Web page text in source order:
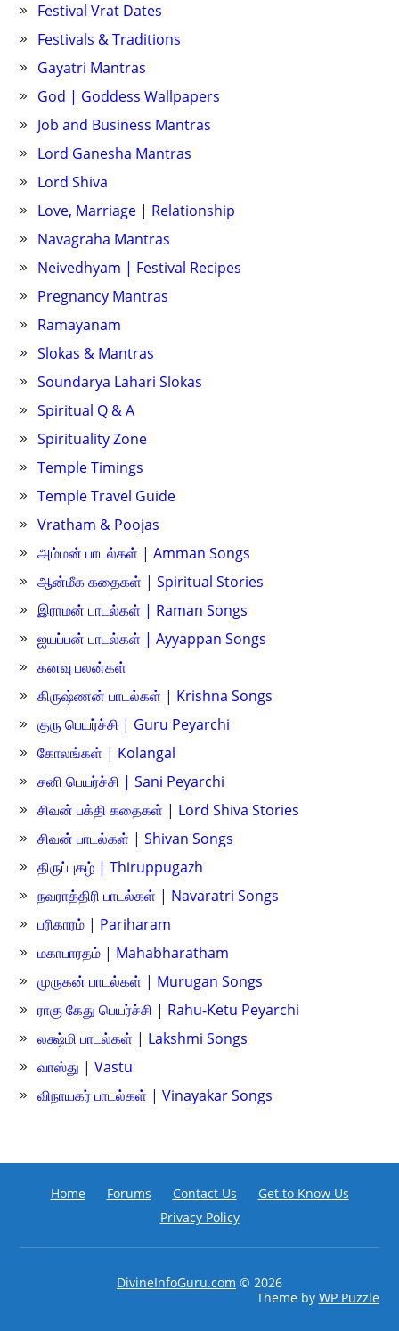
Festival Vrat Dates
Festivals & Traditions
Gayatri Mantras
God | Goddess Wallpapers
Job and Business Mantras
Lord Ganesha Mantras
Lord Shiva
Love, Marriage | Relationship
Navagraha Mantras
Neivedhyam | Festival Recipes
Pregnancy Mantras
Ramayanam
Slokas & Mantras
Soundarya Lahari Slokas
Spiritual Q & A
Spirituality Zone
Temple Timings
Temple Travel Guide
Vratham & Poojas
அம்மன் பாடல்கள் | Amman Songs
ஆன்மீக கதைகள் | Spiritual Stories
இராமன் பாடல்கள் | Raman Songs
ஐயப்பன் பாடல்கள் | Ayyappan Songs
கனவு பலன்கள்
கிருஷ்ணன் பாடல்கள் | Krishna Songs
குரு பெயர்ச்சி | Guru Peyarchi
கோலங்கள் | Kolangal
சனி பெயர்ச்சி | Sani Peyarchi
சிவன் பக்தி கதைகள் | Lord Shiva Stories
சிவன் பாடல்கள் | Shivan Songs
திருப்புகழ் | Thiruppugazh
நவராத்திரி பாடல்கள் | Navaratri Songs
பரிகாரம் | Pariharam
மகாபாரதம் | Mahabharatham
முருகன் பாடல்கள் | Murugan Songs
ராகு கேது பெயர்ச்சி | Rahu-Ketu Peyarchi
லக்ஷ்மி பாடல்கள் | Lakshmi Songs
வாஸ்து | Vastu
விநாயகர் பாடல்கள் | Vinayakar Songs
Home Forums Contact Us
Get to Know Us
Privacy Policy
DivineInfoGuru.com © 2026
Theme by WP Puzzle